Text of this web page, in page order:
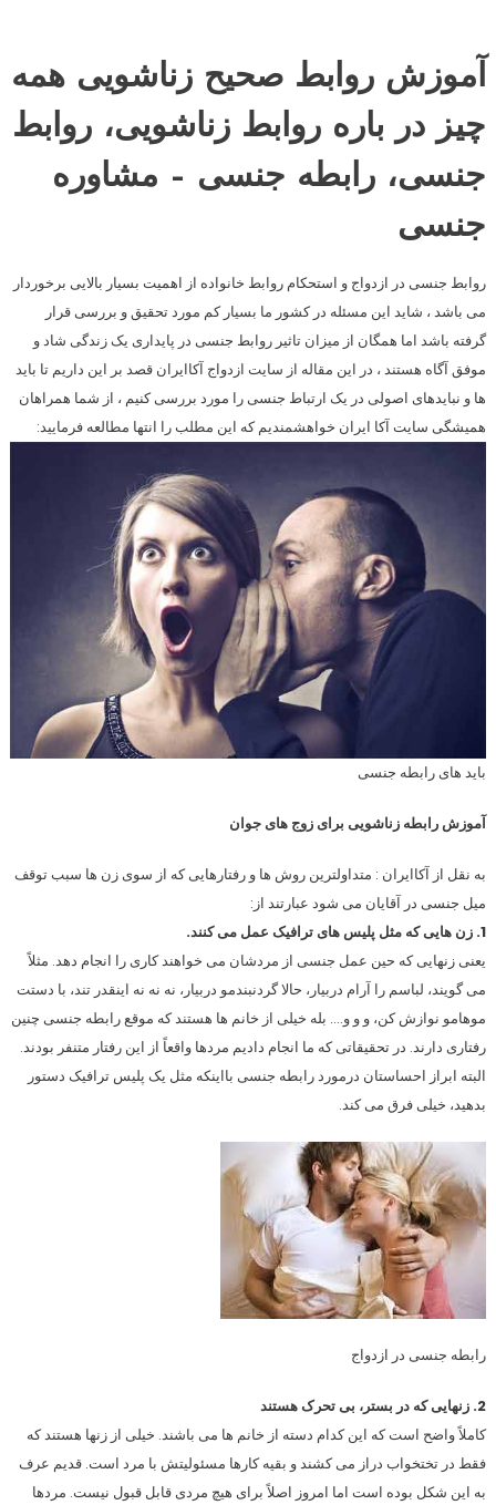
آموزش روابط صحیح زناشویی همه
چیز در باره روابط زناشویی، روابط
جنسی، رابطه جنسی – مشاوره
جنسی
روابط جنسی در ازدواج و استحکام روابط خانواده از اهمیت بسیار بالایی برخوردار
می باشد ، شاید این مسئله در کشور ما بسیار کم مورد تحقیق و بررسی قرار
گرفته باشد اما همگان از میزان تاثیر روابط جنسی در پایداری یک زندگی شاد و
موفق آگاه هستند ، در این مقاله از سایت ازدواج آکاایران قصد بر این داریم تا باید
ها و نبایدهای اصولی در یک ارتباط جنسی را مورد بررسی کنیم ، از شما همراهان
همیشگی سایت آکا ایران خواهشمندیم که این مطلب را انتها مطالعه فرمایید:
باید های رابطه جنسی
آموزش رابطه زناشویی برای زوج های جوان
به نقل از آکاایران : متداولترین روش ها و رفتارهایی که از سوی زن ها سبب توقف
میل جنسی در آقایان می شود عبارتند از:
1. زن هایی که مثل پلیس های ترافیک عمل می کنند.
یعنی زنهایی که حین عمل جنسی از مردشان می خواهند کاری را انجام دهد. مثلاً
می گویند، لباسم را آرام دربیار، حالا گردنبندمو دربیار، نه نه نه اینقدر تند، با دستت
موهامو نوازش کن، و و و…. بله خیلی از خانم ها هستند که موقع رابطه جنسی چنین
رفتاری دارند. در تحقیقاتی که ما انجام دادیم مردها واقعاً از این رفتار متنفر بودند.
البته ابراز احساستان درمورد رابطه جنسی بااینکه مثل یک پلیس ترافیک دستور
بدهید، خیلی فرق می کند.
رابطه جنسی در ازدواج
2. زنهایی که در بستر، بی تحرک هستند
کاملاً واضح است که این کدام دسته از خانم ها می باشند. خیلی از زنها هستند که
فقط در تختخواب دراز می کشند و بقیه کارها مسئولیتش با مرد است. قدیم عرف
به این شکل بوده است اما امروز اصلاً برای هیچ مردی قابل قبول نیست. مردها